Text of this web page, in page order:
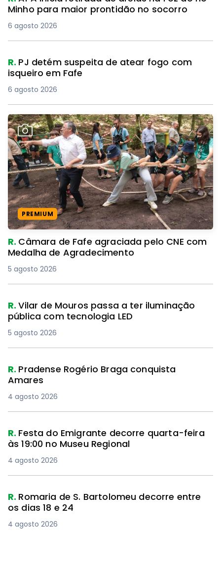
Minho para maior prontidão no socorro
6 agosto 2026
R. PJ detém suspeita de atear fogo com
isqueiro em Fafe
6 agosto 2026
PREMIUM
R. Câmara de Fafe agraciada pelo CNE com
Medalha de Agradecimento
5 agosto 2026
R.Vilar de Mouros passa a ter iluminação
pública com tecnologia LED
5 agosto 2026
R. Pradense Rogério Braga conquista
Amares
4 agosto 2026
R. Festa do Emigrante decorre quarta-feira
às 19:00 no Museu Regional
4 agosto 2026
R. Romaria de S. Bartolomeu decorre entre
os dias 18 e 24
4 agosto 2026